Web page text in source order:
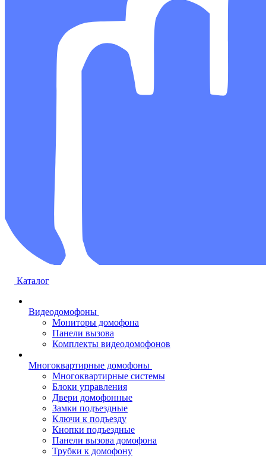
Каталог
Видеодомофоны
Мониторы домофона
Панели вызова
Комплекты видеодомофонов
Многоквартирные домофоны
Многоквартирные системы
Блоки управления
Двери домофонные
Замки подъездные
Ключи к подъезду
Кнопки подъездные
Панели вызова домофона
Трубки к домофону